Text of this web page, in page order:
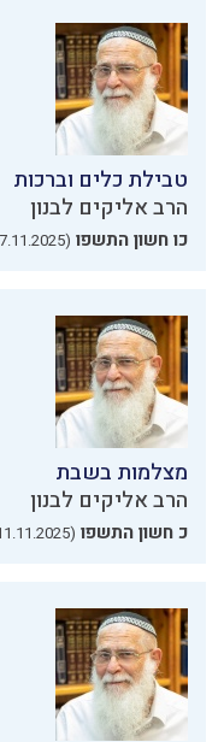
טבילת כלים וברכות
הרב אליקים לבנון
כו חשון התשפו (17.11.2025)
מצלמות בשבת
הרב אליקים לבנון
כ חשון התשפו (11.11.2025)